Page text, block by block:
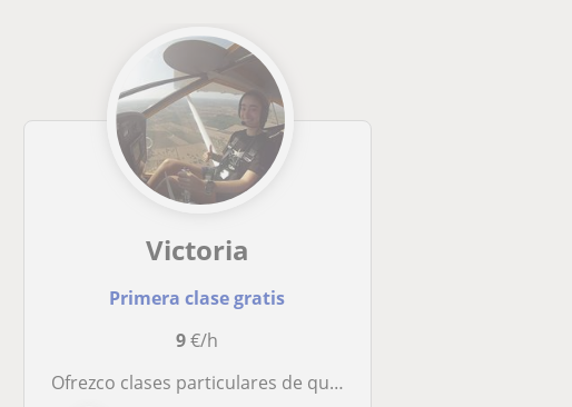
Victoria
Primera clase gratis
9€/h
Ofrezco clases particulares de quimica hasta primero de bachillerato